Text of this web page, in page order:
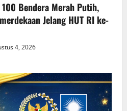
Bendera Merah Putih,
Jelang HUT RI ke-
4, 2026